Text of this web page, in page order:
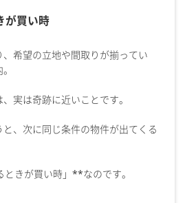
が買い時
希望の立地や間取りが揃ってい
実は奇跡に近いことです。
、次に同じ条件の物件が出てくる
きが買い時」**なのです。